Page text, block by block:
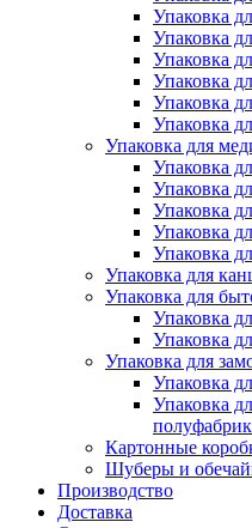
Упаковка
Упаковка
Упаковка
Упаковка
Упаковка
Упаковка
Упаковка для
Упаковка
Упаковка
Упаковка
Упаковка
Упаковка
Упаковка для
Упаковка для
Упаковка
Упаковка
Упаковка для
Упаковка
Упаковка
Картонные
Шуберы и
Производство
Доставка